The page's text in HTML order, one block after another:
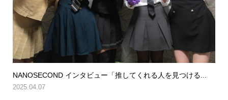
NANOSECOND インタビュー「推してくれる人を見つける...
2025.04.07